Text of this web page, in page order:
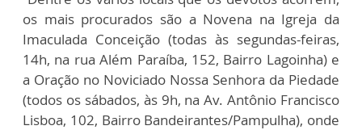
os mais procurados são a Novena na Igreja da
Imaculada Conceição (todas às segundas-feiras,
14h, na rua Além Paraíba, 152, Bairro Lagoinha) e
a Oração no Noviciado Nossa Senhora da Piedade
(todos os sábados, às 9h, na Av. Antônio Francisco
Lisboa, 102, Bairro Bandeirantes/Pampulha), onde